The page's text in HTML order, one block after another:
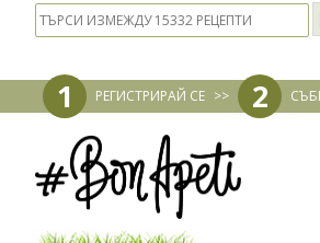
1 РЕГИСТРИРАЙ СЕ >> 2